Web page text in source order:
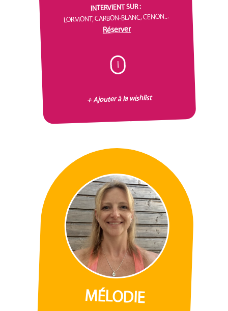
INTERVIENT SUR :
LORMONT, CARBON-BLANC, CENON...
Réserver
I
+ Ajouter à la wishlist
MÉLODIE